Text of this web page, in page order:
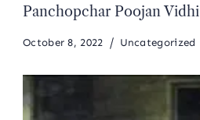
Panchopchar Poojan Vidhi
October 8, 2022 Uncategorized